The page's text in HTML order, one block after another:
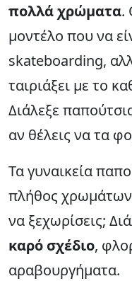
πολλά χρώματα.
μοντέλο που να
skateboarding,
ταιριάξει με το
Διάλεξε
αν θέλεις να τα
Τα γυναικεία
πλήθος
να ξεχωρίσεις;
καρό σχέδιο,
αραβουργήματα.